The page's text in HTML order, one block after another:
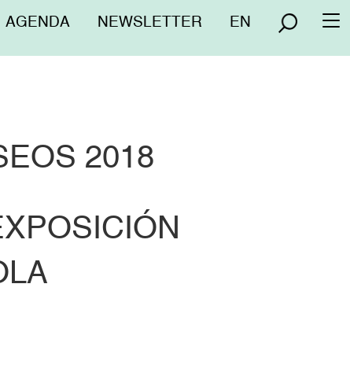
Menú
AGENDA NEWSLETTER EN
2018